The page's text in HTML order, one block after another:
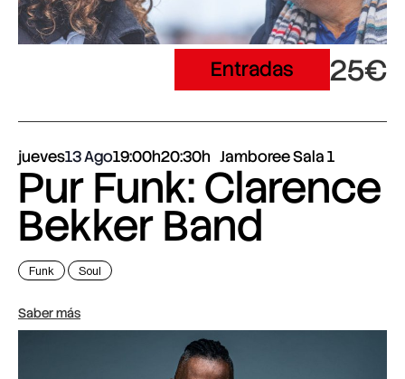
Entradas 25€
jueves13 Ago19:00h20:30h Jamboree Sala 1
Pur Funk: Clarence
Bekker Band
Funk Soul
Saber más